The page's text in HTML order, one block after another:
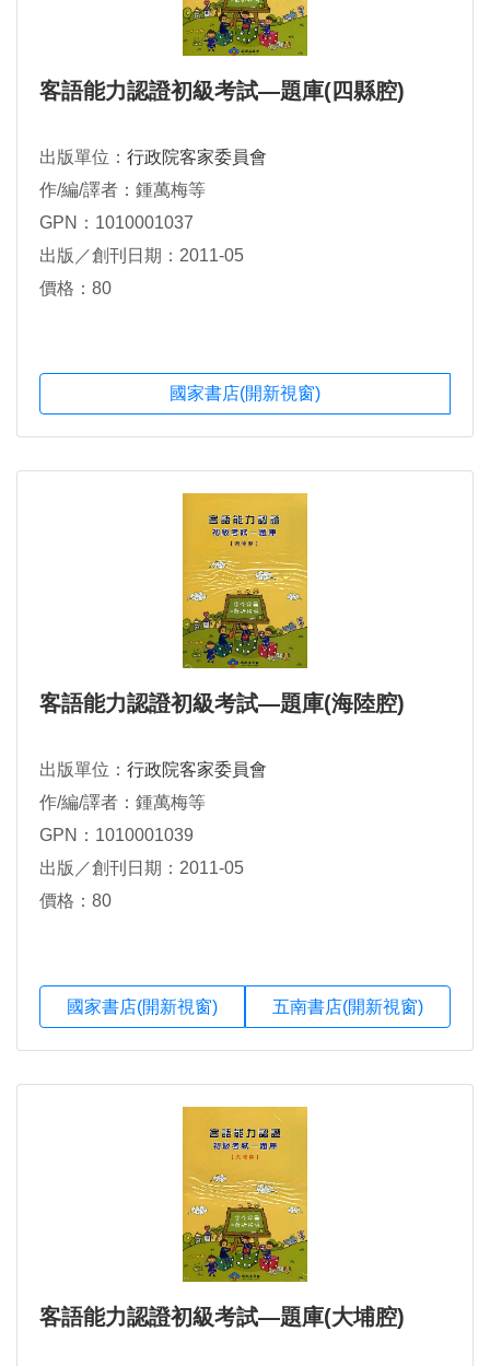
客語能力認證初級考試―題庫(四縣腔)
出版單位： 行政院客家委員會
作/編/譯者：鍾萬梅等
GPN：1010001037
出版／創刊日期：2011-05
價格：80
國家書店(開新視窗)
客語能力認證初級考試―題庫(海陸腔)
出版單位： 行政院客家委員會
作/編/譯者：鍾萬梅等
GPN：1010001039
出版／創刊日期：2011-05
價格：80
國家書店(開新視窗) 五南書店(開新視窗)
客語能力認證初級考試―題庫(大埔腔)